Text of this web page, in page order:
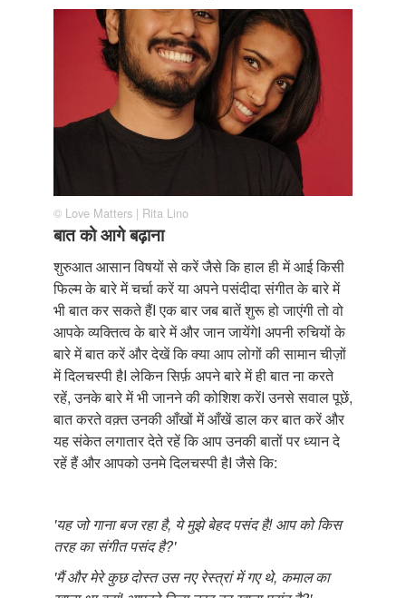
© Love Matters | Rita Lino
बात को आगे बढ़ाना
शुरुआत आसान विषयों से करें जैसे कि हाल ही में आई किसी
फिल्म के बारे में चर्चा करें या अपने पसंदीदा संगीत के बारे में
भी बात कर सकते हैंI एक बार जब बातें शुरू हो जाएंगी तो वो
आपके व्यक्तित्व के बारे में और जान जायेंगेI अपनी रुचियों के
बारे में बात करें और देखें कि क्या आप लोगों की सामान चीज़ों
में दिलचस्पी हैI लेकिन सिर्फ़ अपने बारे में ही बात ना करते
रहें, उनके बारे में भी जानने की कोशिश करेंI उनसे सवाल पूछें,
बात करते वक़्त उनकी आँखों में आँखें डाल कर बात करें और
यह संकेत लगातार देते रहें कि आप उनकी बातों पर ध्यान दे
रहें हैं और आपको उनमे दिलचस्पी हैI जैसे कि:
'यह जो गाना बज रहा है, ये मुझे बेहद पसंद है! आप को किस
तरह का संगीत पसंद है?'
'मैं और मेरे कुछ दोस्त उस नए रेस्त्रां में गए थे, कमाल का